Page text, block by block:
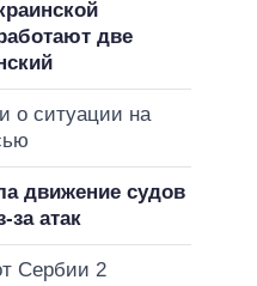
две
о ситуации на
движение судов
атак
Сербии 2